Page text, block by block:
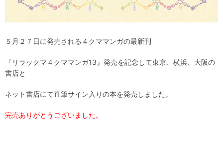
５月２７日に発売される４クママンガの最新刊
『リラックマ４クママンガ13』発売を記念して東京、横浜、大阪の
書店と
ネット書店にて直筆サイン入りの本を発売しました。
完売ありがとうございました。